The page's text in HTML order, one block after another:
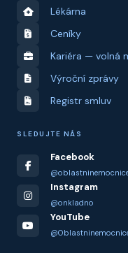
Lékárna
Ceníky
Kariéra — volná
Výroční zprávy
Registr smluv
SLEDUJTE NÁS
Facebook
Instagram
@onkladno
YouTube